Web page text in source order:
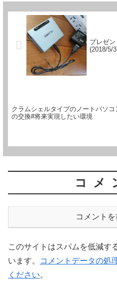
プレゼ
(2018/5/
クラムシェルタイプのノートパソコ
の交換#将来実現したい環境
コメ
コメント
このサイトはスパムを低減す
います。
コメントデータの処
ください。